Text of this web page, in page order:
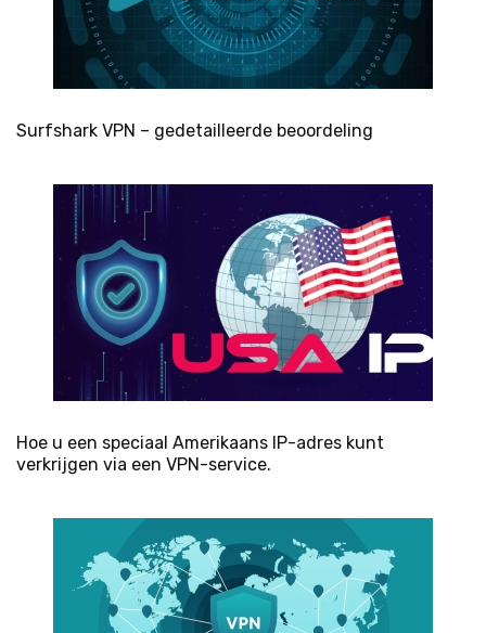
Surfshark VPN – gedetailleerde beoordeling
Hoe u een speciaal Amerikaans IP-adres kunt
verkrijgen via een VPN-service.